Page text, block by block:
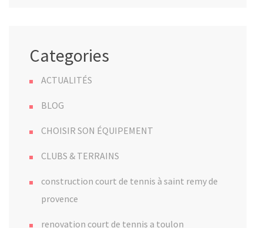
Categories
ACTUALITÉS
BLOG
CHOISIR SON ÉQUIPEMENT
CLUBS & TERRAINS
construction court de tennis à saint remy de
provence
renovation court de tennis a toulon